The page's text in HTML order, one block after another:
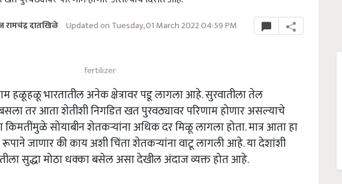
रामचंद्र दातखिळे Updated on Tuesday, 01 March 2022 04:59 PM
fertilizer
हळूहळू भारतातील अनेक क्षेत्रावर पडू लागला आहे. सुरवातीला तेल
तर आता शेतीशी निगडित खत पुरवठ्यावर परिणाम होणार असल्याचे
सोयाबीन शेतकऱ्यांना अधिक दर मिळू लागला होता. मात्र आता हा
जाणार की काय अशी चिंता शेतकऱ्यांना वाटू लागली आहे. या देशांशी
सुद्धा मोठा धक्का बसेल असा देखील अंदाज व्यक्त होत आहे.